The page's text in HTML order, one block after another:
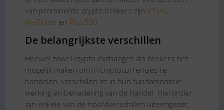
van prominente crypto brokers zijn eToro,
AvaTrade en Plus500.
De belangrijkste verschillen
Hoewel zowel crypto exchanges als brokers het
mogelijk maken om in cryptocurrencies te
handelen, verschillen ze in hun fundamentele
werking en benadering van de handel. Hieronder
zijn enkele van de hoofdverschillen uiteengezet: